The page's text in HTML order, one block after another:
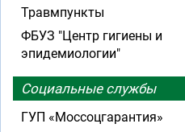
Травмпункты
ФБУЗ "Центр гигиены и
эпидемиологии"
Социальные службы
ГУП «Моссоцгарантия»